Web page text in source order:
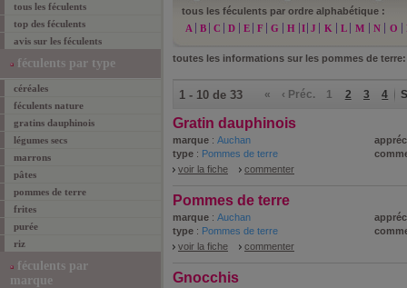
tous les féculents
top des féculents
avis sur les féculents
féculents par type
céréales
féculents nature
gratins dauphinois
légumes secs
marrons
pâtes
pommes de terre
frites
purée
riz
féculents par
marque
tous les féculents par ordre alphabétique :
A
B C D E F G H I J K L M N O
toutes les informations sur les pommes de terre:
1 - 10 de 33 « ‹ Préc. 1 2 3 4
Gratin dauphinois
marque : Auchan
type : Pommes de terre
voir la fiche
commenter
Pommes de terre
marque : Auchan
type : Pommes de terre
voir la fiche
commenter
Gnocchis